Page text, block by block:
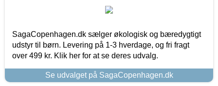
SagaCopenhagen.dk sælger økologisk og bæredygtigt
udstyr til børn. Levering på 1-3 hverdage, og fri fragt
over 499 kr. Klik her for at se deres udvalg.
Se udvalget på SagaCopenhagen.dk